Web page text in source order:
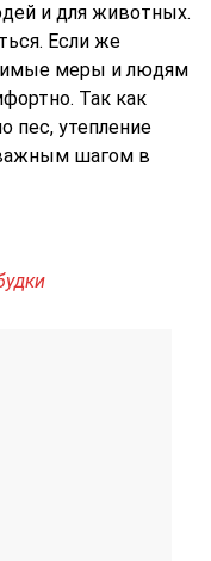
и для животных.
Если же
меры и людям
Так как
пес, утепление
шагом в